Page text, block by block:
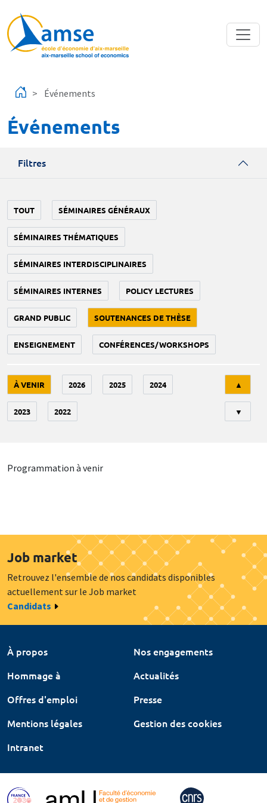
Événements
Événements
Filtres
TOUT SÉMINAIRES GÉNÉRAUX
SÉMINAIRES THÉMATIQUES
SÉMINAIRES INTERDISCIPLINAIRES
SÉMINAIRES INTERNES POLICY LECTURES
GRAND PUBLIC SOUTENANCES DE THÈSE
ENSEIGNEMENT CONFÉRENCES/WORKSHOPS
À VENIR 2026 2025 2024
2023 2022
▲
▼
Programmation à venir
Job market
Retrouvez l'ensemble de nos candidats disponibles
actuellement sur le Job market
Candidats
À propos
Nos engagements
Hommage à
Actualités
Offres d'emploi
Presse
Mentions légales
Gestion des cookies
Intranet